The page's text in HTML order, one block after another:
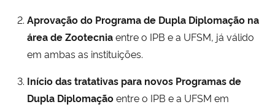
Aprovação do Programa de Dupla Diplomação na
área de Zootecniaentre o IPB e a UFSM, já válido
em ambas as instituições.
Início das tratativas para novos Programas de
Dupla Diplomaçãoentre o IPB e a UFSM em